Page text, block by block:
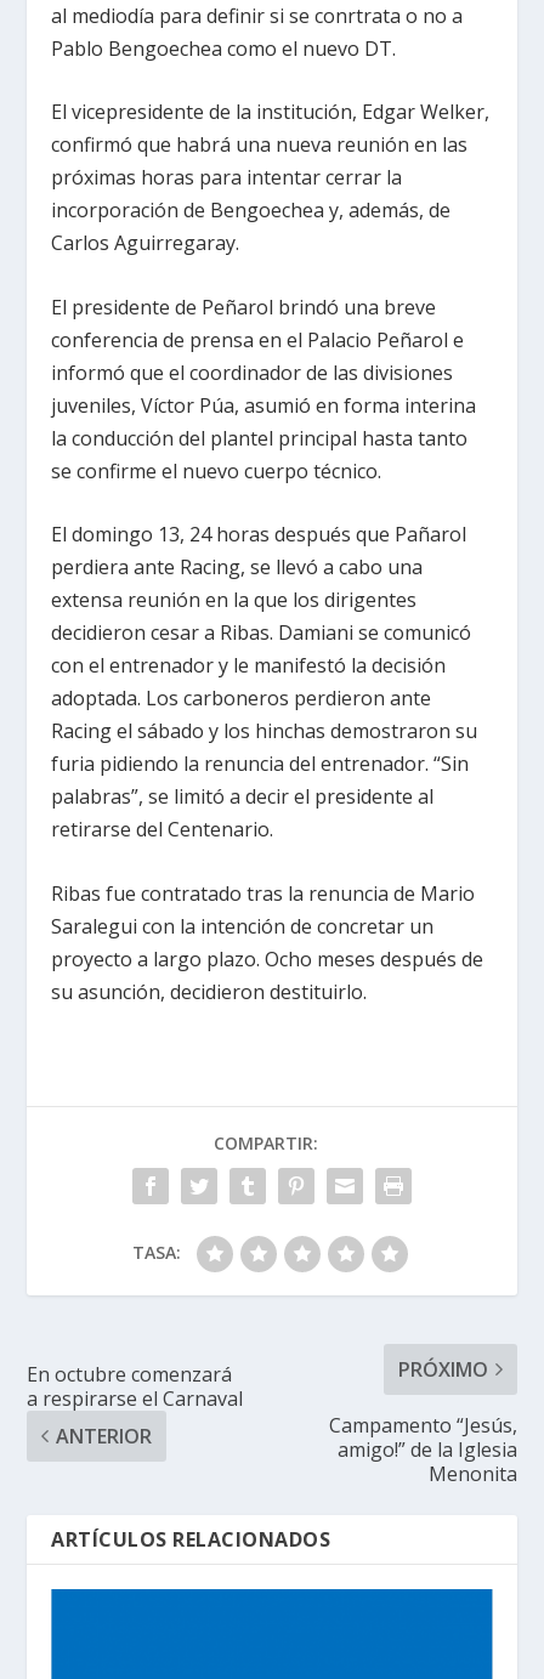
al mediodía para definir si se conrtrata o no a
Pablo Bengoechea como el nuevo DT.
El vicepresidente de la institución, Edgar Welker,
confirmó que habrá una nueva reunión en las
próximas horas para intentar cerrar la
incorporación de Bengoechea y, además, de
Carlos Aguirregaray.
El presidente de Peñarol brindó una breve
conferencia de prensa en el Palacio Peñarol e
informó que el coordinador de las divisiones
juveniles, Víctor Púa, asumió en forma interina
la conducción del plantel principal hasta tanto
se confirme el nuevo cuerpo técnico.
El domingo 13, 24 horas después que Pañarol
perdiera ante Racing, se llevó a cabo una
extensa reunión en la que los dirigentes
decidieron cesar a Ribas. Damiani se comunicó
con el entrenador y le manifestó la decisión
adoptada. Los carboneros perdieron ante
Racing el sábado y los hinchas demostraron su
furia pidiendo la renuncia del entrenador. “Sin
palabras”, se limitó a decir el presidente al
retirarse del Centenario.
Ribas fue contratado tras la renuncia de Mario
Saralegui con la intención de concretar un
proyecto a largo plazo. Ocho meses después de
su asunción, decidieron destituirlo.
COMPARTIR:
TASA:
En octubre comenzará
a respirarse el Carnaval
ANTERIOR
PRÓXIMO
Campamento “Jesús,
amigo!” de la Iglesia
Menonita
ARTÍCULOS RELACIONADOS